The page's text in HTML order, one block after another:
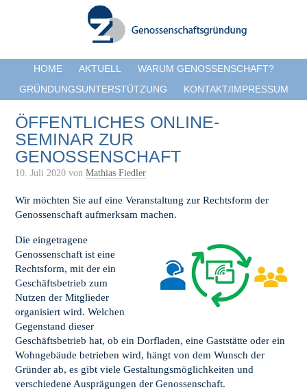
HOME AKTUELL
WARUM GENOSSENSCHAFT?
GRÜNDUNGSUNTERSTÜTZUNG
KONTAKT/IMPRESSUM
ÖFFENTLICHES ONLINE-
SEMINAR ZUR
GENOSSENSCHAFT
10. Juli 2020 vonMathias Fiedler
Wir möchten Sie auf eine Veranstaltung zur Rechtsform der
Genossenschaft aufmerksam machen.
Die eingetragene
Genossenschaft ist eine
Rechtsform, mit der ein
Geschäftsbetrieb zum
Nutzen der Mitglieder
organisiert wird. Welchen
Gegenstand dieser
Geschäftsbetrieb hat, ob ein Dorfladen, eine Gaststätte oder ein
Wohngebäude betrieben wird, hängt von dem Wunsch der
Gründer ab, es gibt viele Gestaltungsmöglichkeiten und
verschiedene Ausprägungen der Genossenschaft.